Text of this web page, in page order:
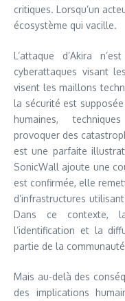
critiques. Lorsqu’un
écosystème qui vacille.
L’attaque d’Akira
cyberattaques visant
visent les maillons
la sécurité est
humaines,
provoquer des
est une parfaite
SonicWall ajoute une
est confirmée, elle
d’infrastructures
Dans ce contexte,
l’identification et la
partie de la
Mais au-delà des
des implications